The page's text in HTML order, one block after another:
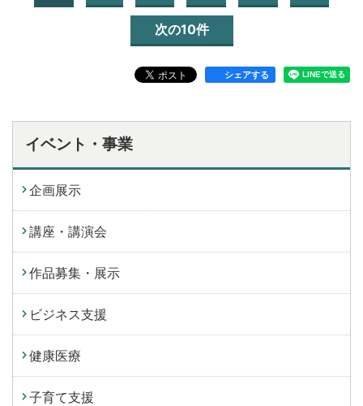
次の10件
シェアする
イベント・事業
企画展示
講座・講演会
作品募集・展示
ビジネス支援
健康医療
子育て支援